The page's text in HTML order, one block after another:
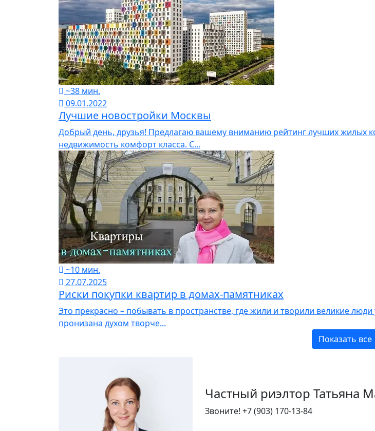
~38 мин.
09.01.2022
Лучшие новостройки Москвы
Добрый день, друзья! Предлагаю вашему вниманию рейтинг лучших жилых
недвижимость комфорт класса. С...
~10 мин.
27.07.2025
Риски покупки квартир в домах-памятниках
Это прекрасно – побывать в пространстве, где жили и творили великие
пронизана духом творче...
Показать все
Частный риэлтор Татьяна
Звоните! +7 (903) 170-13-84